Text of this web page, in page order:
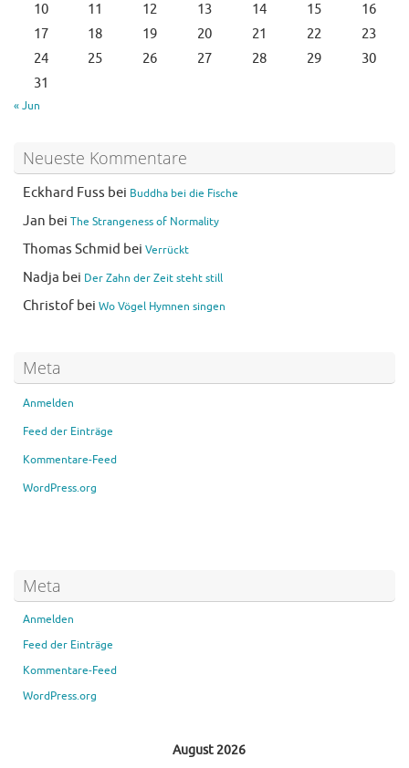
10
11 12 13 14 15
16
17
18 19 20 21 22
23
24
25 26 27 28 29
30
31
« Jun
Neueste Kommentare
Eckhard Fuss bei Buddha bei die Fische
Jan bei The Strangeness of Normality
Thomas Schmid bei Verrückt
Nadja bei Der Zahn der Zeit steht still
Christof bei Wo Vögel Hymnen singen
Meta
Anmelden
Feed der Einträge
Kommentare-Feed
WordPress.org
Meta
Anmelden
Feed der Einträge
Kommentare-Feed
WordPress.org
August 2026